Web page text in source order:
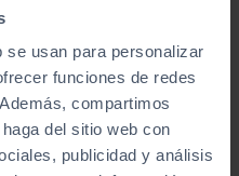
usan para personalizar
funciones de redes
compartimos
del sitio web con
publicidad y análisis